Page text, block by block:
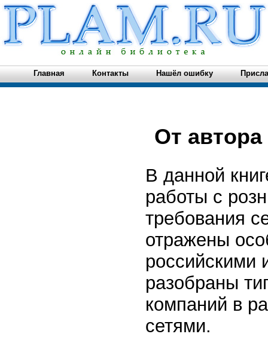
Главная Контакты Нашёл ошибку
От автора
В данной
работы с
требования
отражены
российскими
разобраны
компаний в
сетями.